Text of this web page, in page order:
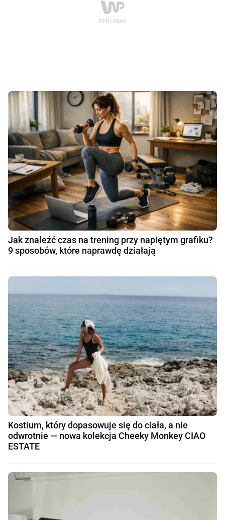
Jak znaleźć czas na trening przy napiętym grafiku?
9 sposobów, które naprawdę działają
Kostium, który dopasowuje się do ciała, a nie
odwrotnie — nowa kolekcja Cheeky Monkey CIAO
ESTATE